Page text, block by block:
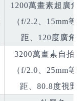
1200萬畫素超廣
（f/2.2、15mm等
距、120度廣角
3200萬畫素自拍
（f/2.0、25mm等
距、80.8度視野